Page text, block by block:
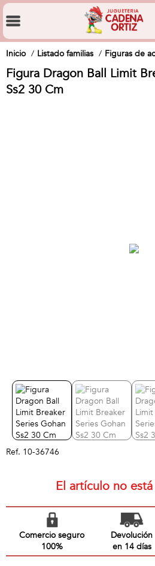
Inicio Listado familias Figuras de
Figura Dragon Ball Limit
Ss2 30 Cm
Ref. 10-36746
El artículo no
Comercio seguro
100%
Devolución
en 14 días